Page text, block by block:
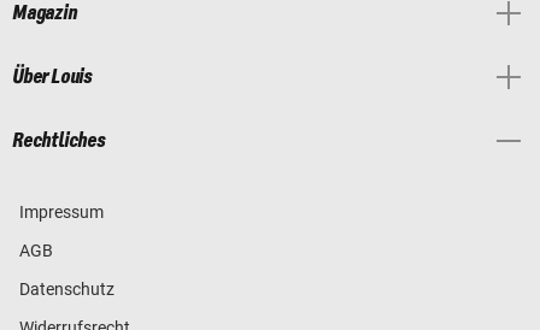
Magazin
Über Louis
Rechtliches
Impressum
AGB
Datenschutz